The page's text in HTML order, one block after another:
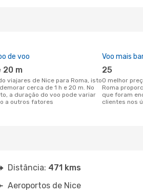
de voo
20 m
cerca de 1 h e 20 m. No
a duração do voo pode variar
a outros fatores
Voo mais
25
O melhor preço para voos de Nice para
Roma
que foram
clientes nos
Distância: 471 kms
Aeroportos de Nice